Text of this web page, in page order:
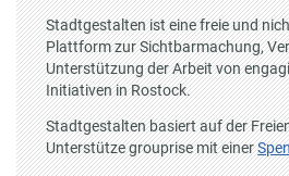
Stadtgestalten ist eine freie und
Plattform zur Sichtbarmachung,
Unterstützung der Arbeit von
Initiativen in Rostock.
Stadtgestalten basiert auf der
Unterstütze grouprise mit einer